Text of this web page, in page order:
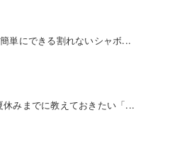
単にできる割れないシャボ...
休みまでに教えておきたい「...